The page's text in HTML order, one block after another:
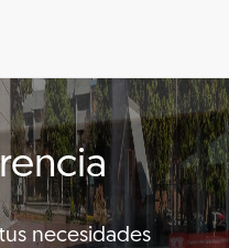
necesidades